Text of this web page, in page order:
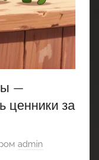
—
ценники за
admin